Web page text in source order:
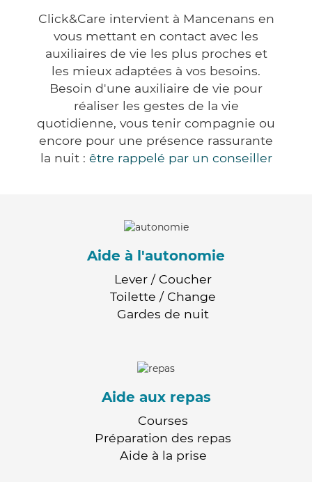
Click&Care intervient à Mancenans en
vous mettant en contact avec les
auxiliaires de vie les plus proches et
les mieux adaptées à vos besoins.
Besoin d'une auxiliaire de vie pour
réaliser les gestes de la vie
quotidienne, vous tenir compagnie ou
encore pour une présence rassurante
la nuit : être rappelé par un conseiller
Aide à l'autonomie
Lever / Coucher
Toilette / Change
Gardes de nuit
Aide aux repas
Courses
Préparation des repas
Aide à la prise